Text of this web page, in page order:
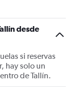
desde
si reservas
hay solo un
de Tallín.